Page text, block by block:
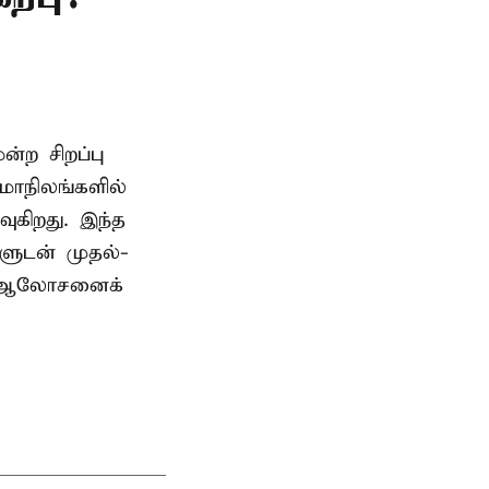
சிறப்பு
இந்த
முதல்-
ஆலோசனைக்